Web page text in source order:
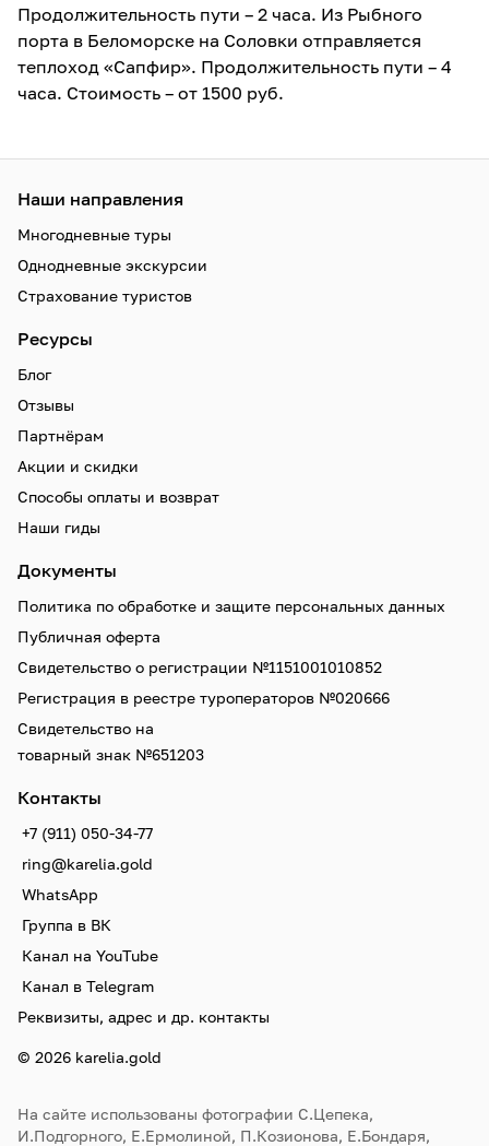
Продолжительность пути – 2 часа. Из Рыбного
порта в Беломорске на Соловки отправляется
теплоход «Сапфир». Продолжительность пути – 4
часа. Стоимость – от 1500 руб.
Наши направления
Многодневные туры
Однодневные экскурсии
Страхование туристов
Ресурсы
Блог
Отзывы
Партнёрам
Акции и скидки
Способы оплаты и возврат
Наши гиды
Документы
Политика по обработке и защите персональных данных
Публичная оферта
Свидетельство о регистрации №1151001010852
Регистрация в реестре туроператоров №020666
Свидетельство на
товарный знак №651203
Контакты
+7 (911) 050-34-77
ring@karelia.gold
WhatsApp
Группа в ВК
Канал на YouTube
Канал в Telegram
Реквизиты, адрес и др. контакты
© 2026 karelia.gold
На сайте использованы фотографии С.Цепека,
И.Подгорного, Е.Ермолиной, П.Козионова, Е.Бондаря,